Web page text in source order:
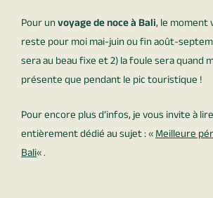
Pour unvoyage de noce à Bali, le moment
reste pour moi mai-juin ou fin août-
sera au beau fixe et 2) la foule sera quand
présente que pendant le pic touristique !
Pour encore plus d’infos, je vous invite à
entièrement dédié au sujet : «Meilleure
Bali« .